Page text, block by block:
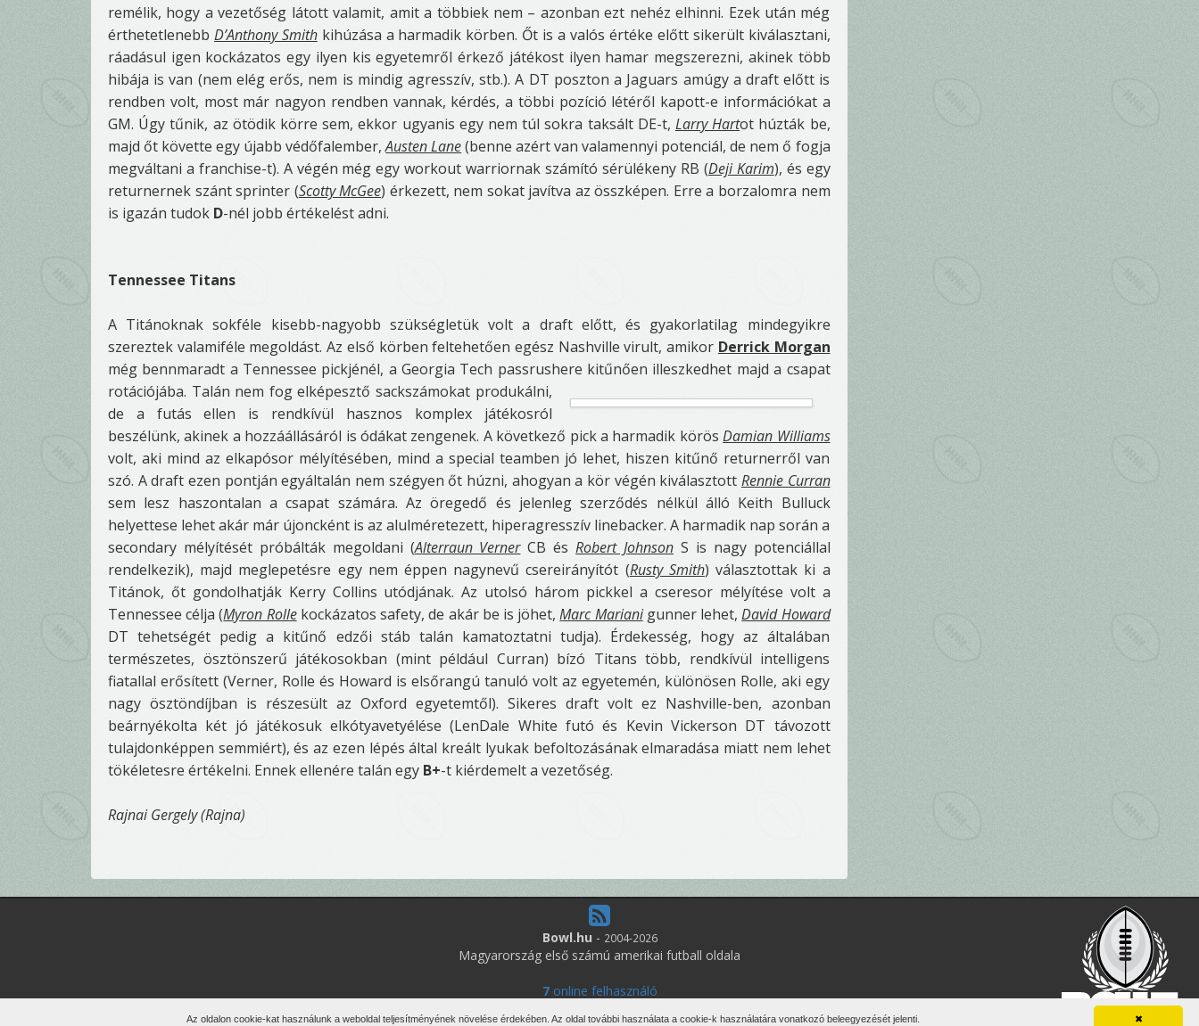
remélik, hogy a vezetőség látott valamit, amit a többiek nem – azonban ezt nehéz elhinni. Ezek után még
érthetetlenebb D’Anthony Smithkihúzása a harmadik körben. Őt is a valós értéke előtt sikerült kiválasztani,
ráadásul igen kockázatos egy ilyen kis egyetemről érkező játékost ilyen hamar megszerezni, akinek több
hibája is van (nem elég erős, nem is mindig agresszív, stb.). A DT poszton a Jaguars amúgy a draft előtt is
rendben volt, most már nagyon rendben vannak, kérdés, a többi pozíció létéről kapott-e információkat a
GM. Úgy tűnik, az ötödik körre sem, ekkor ugyanis egy nem túl sokra taksált DE-t, Larry Hartot húzták be,
majd őt követte egy újabb védőfalember,Austen Lane(benne azért van valamennyi potenciál, de nem ő fogja
megváltani a franchise-t). A végén még egy workout warriornak számító sérülékeny RB (Deji Karim), és egy
returnernek szánt sprinter (Scotty McGee) érkezett, nem sokat javítva az összképen. Erre a borzalomra nem
is igazán tudok D-nél jobb értékelést adni.
Tennessee Titans
A Titánoknak sokféle kisebb-nagyobb szükségletük volt a draft előtt, és gyakorlatilag mindegyikre
szereztek valamiféle megoldást. Az első körben feltehetően egész Nashville virult, amikor Derrick Morgan
még bennmaradt a Tennessee pickjénél, a Georgia Tech passrushere kitűnően illeszkedhet majd a csapat
rotációjába. Talán nem fog elképesztő sackszámokat produkálni,
de a futás ellen is rendkívül hasznos komplex játékosról
beszélünk, akinek a hozzáállásáról is ódákat zengenek. A következő pick a harmadik körösDamian Williams
volt, aki mind az elkapósor mélyítésében, mind a special teamben jó lehet, hiszen kitűnő returnerről van
szó. A draft ezen pontján egyáltalán nem szégyen őt húzni, ahogyan a kör végén kiválasztott Rennie Curran
sem lesz haszontalan a csapat számára. Az öregedő és jelenleg szerződés nélkül álló Keith Bulluck
helyettese lehet akár már újoncként is az alulméretezett, hiperagresszív linebacker. A harmadik nap során a
secondary mélyítését próbálták megoldani (Alterraun VernerCB ésRobert JohnsonS is nagy potenciállal
rendelkezik), majd meglepetésre egy nem éppen nagynevű csereirányítót (Rusty Smith) választottak ki a
Titánok, őt gondolhatják Kerry Collins utódjának. Az utolsó három pickkel a cseresor mélyítése volt a
Tennessee célja (Myron Rollekockázatos safety, de akár be is jöhet,Marc Marianigunner lehet,David Howard
DT tehetségét pedig a kitűnő edzői stáb talán kamatoztatni tudja). Érdekesség, hogy az általában
természetes, ösztönszerű játékosokban (mint például Curran) bízó Titans több, rendkívül intelligens
fiatallal erősített (Verner, Rolle és Howard is elsőrangú tanuló volt az egyetemén, különösen Rolle, aki egy
nagy ösztöndíjban is részesült az Oxford egyetemtől). Sikeres draft volt ez Nashville-ben, azonban
beárnyékolta két jó játékosuk elkótyavetyélése (LenDale White futó és Kevin Vickerson DT távozott
tulajdonképpen semmiért), és az ezen lépés által kreált lyukak befoltozásának elmaradása miatt nem lehet
tökéletesre értékelni. Ennek ellenére talán egy B+-t kiérdemelt a vezetőség.
Rajnai Gergely (Rajna)
Bowl.hu - 2004-2026
Magyarország első számú amerikai futball oldala
7online felhasználó
✖
Az oldalon cookie-kat használunk a weboldal teljesítményének növelése érdekében. Az oldal további használata a cookie-k használatára vonatkozó beleegyezését jelenti.